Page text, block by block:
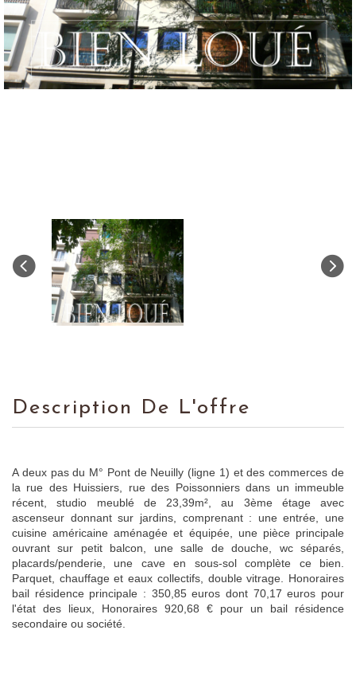
Description De L'offre
A deux pas du M° Pont de Neuilly (ligne 1) et des commerces de
la rue des Huissiers, rue des Poissonniers dans un immeuble
récent, studio meublé de 23,39m², au 3ème étage avec
ascenseur donnant sur jardins, comprenant : une entrée, une
cuisine américaine aménagée et équipée, une pièce principale
ouvrant sur petit balcon, une salle de douche, wc séparés,
placards/penderie, une cave en sous-sol complète ce bien.
Parquet, chauffage et eaux collectifs, double vitrage. Honoraires
bail résidence principale : 350,85 euros dont 70,17 euros pour
l'état des lieux, Honoraires 920,68 € pour un bail résidence
secondaire ou société.